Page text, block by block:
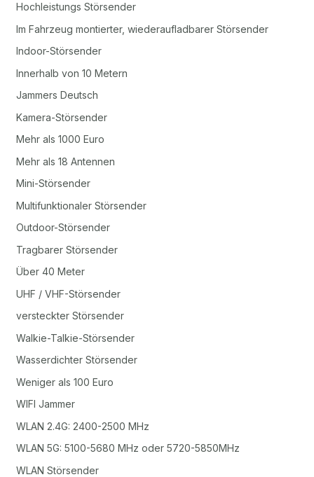
Hochleistungs Störsender
Im Fahrzeug montierter, wiederaufladbarer Störsender
Indoor-Störsender
Innerhalb von 10 Metern
Jammers Deutsch
Kamera-Störsender
Mehr als 1000 Euro
Mehr als 18 Antennen
Mini-Störsender
Multifunktionaler Störsender
Outdoor-Störsender
Tragbarer Störsender
Über 40 Meter
UHF / VHF-Störsender
versteckter Störsender
Walkie-Talkie-Störsender
Wasserdichter Störsender
Weniger als 100 Euro
WIFI Jammer
WLAN 2.4G: 2400-2500 MHz
WLAN 5G: 5100-5680 MHz oder 5720-5850MHz
WLAN Störsender